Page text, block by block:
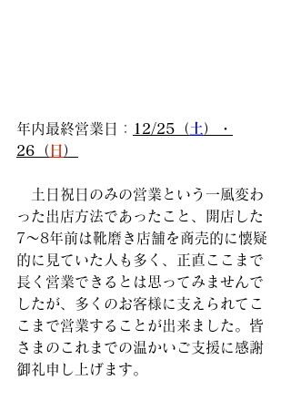
年内最終営業日： 12/25（土）・
26（ 日）
土日祝日のみの営業という一風変わ
った出店方法であったこと、開店した
7〜8年前は靴磨き店舗を商売的に懐疑
的に見ていた人も多く、正直ここまで
長く営業できるとは思ってみませんで
したが、多くのお客様に支えられてこ
こまで営業することが出来ました。皆
さまのこれまでの温かいご支援に感謝
御礼申し上げます。